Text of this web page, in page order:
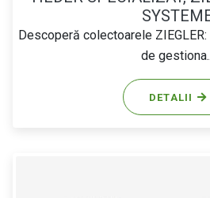
Descoperă colectoarele
de
DETALII